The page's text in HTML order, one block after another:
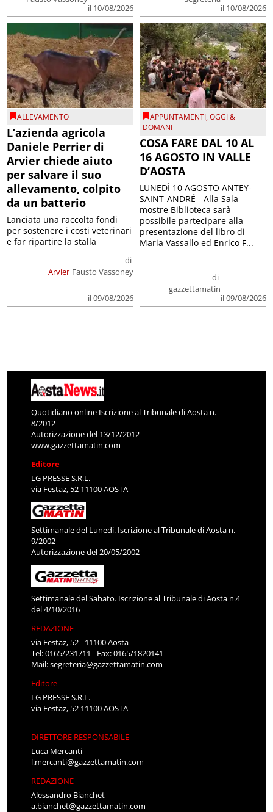
il 10/08/2026
il 10/08/2026
ALLEVAMENTO
L’azienda agricola
Daniele Perrier di
Arvier chiede aiuto
per salvare il suo
allevamento, colpito
da un batterio
Arvier
di
Fausto Vassoney
il 09/08/2026
Lanciata una raccolta fondi
per sostenere i costi veterinari
e far ripartire la stalla
APPUNTAMENTI,OGGI &
DOMANI
COSA FARE DAL 10 AL
16 AGOSTO IN VALLE
D’AOSTA
di
gazzettamatin
il 09/08/2026
LUNEDÌ 10 AGOSTO ANTEY-
SAINT-ANDRÉ - Alla Sala
mostre Biblioteca sarà
possibile partecipare alla
presentazione del libro di
Maria Vassallo ed Enrico F...
Quotidiano online Iscrizione al Tribunale di Aosta n.
8/2012
Autorizzazione del 13/12/2012
www.gazzettamatin.com
Editore
LG PRESSE S.R.L.
via Festaz, 52 11100 AOSTA
Settimanale del Lunedì. Iscrizione al Tribunale di Aosta n.
9/2002
Autorizzazione del 20/05/2002
Settimanale del Sabato. Iscrizione al Tribunale di Aosta n.4
del 4/10/2016
REDAZIONE
via Festaz, 52 - 11100 Aosta
Tel: 0165/231711 - Fax: 0165/1820141
Mail:segreteria@gazzettamatin.com
Editore
LG PRESSE S.R.L.
via Festaz, 52 11100 AOSTA
DIRETTORE RESPONSABILE
Luca Mercanti
l.mercanti@gazzettamatin.com
REDAZIONE
Alessandro Bianchet
a.bianchet@gazzettamatin.com